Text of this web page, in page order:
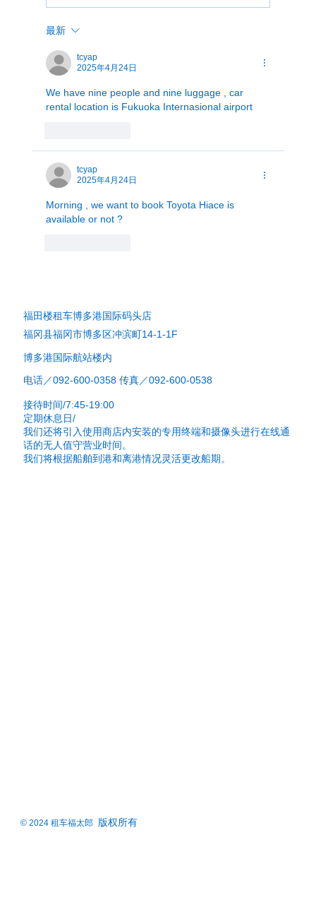
福大郎租车行20240601正式营业
最新
tcyap
2025年4月24日
We have nine people and nine luggage , car
rental location is Fukuoka Internasional airport
tcyap
2025年4月24日
Morning , we want to book Toyota Hiace is
available or not ?
© 2024 租车福太郎 版权所有
福田楼租车博多港国际码头店
福冈县福冈市博多区冲滨町14-1-1F
博多港国际航站楼内
电话／092-600-0358 传真／092-600-0538
接待时间/7:45-19:00
定期休息日/
我们还将引入使用商店内安装的专用终端和摄像头进行在线通
话的无人值守营业时间。
我们将根据船舶到港和离港情况灵活更改船期。